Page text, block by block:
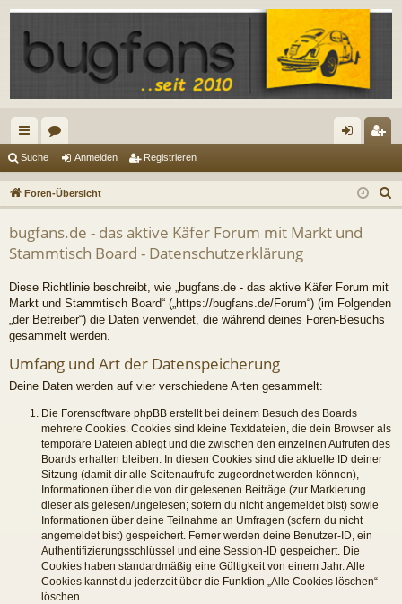
ch
ne
llz
ug
en m
el
de
ist
rie
Suche Anmelden Registrieren
Foren-Übersicht
u
bugfans.de - das aktive Käfer Forum mit Markt und
Stammtisch Board - Datenschutzerklärung
Diese Richtlinie beschreibt, wie „bugfans.de - das aktive Käfer Forum mit
Markt und Stammtisch Board“ („https://bugfans.de/Forum“) (im Folgenden
„der Betreiber“) die Daten verwendet, die während deines Foren-Besuchs
gesammelt werden.
Umfang und Art der Datenspeicherung
Deine Daten werden auf vier verschiedene Arten gesammelt:
Die Forensoftware phpBB erstellt bei deinem Besuch des Boards
mehrere Cookies. Cookies sind kleine Textdateien, die dein Browser als
temporäre Dateien ablegt und die zwischen den einzelnen Aufrufen des
Boards erhalten bleiben. In diesen Cookies sind die aktuelle ID deiner
Sitzung (damit dir alle Seitenaufrufe zugeordnet werden können),
Informationen über die von dir gelesenen Beiträge (zur Markierung
dieser als gelesen/ungelesen; sofern du nicht angemeldet bist) sowie
Informationen über deine Teilnahme an Umfragen (sofern du nicht
angemeldet bist) gespeichert. Ferner werden deine Benutzer-ID, ein
Authentifizierungsschlüssel und eine Session-ID gespeichert. Die
Cookies haben standardmäßig eine Gültigkeit von einem Jahr. Alle
Cookies kannst du jederzeit über die Funktion „Alle Cookies löschen“
löschen.